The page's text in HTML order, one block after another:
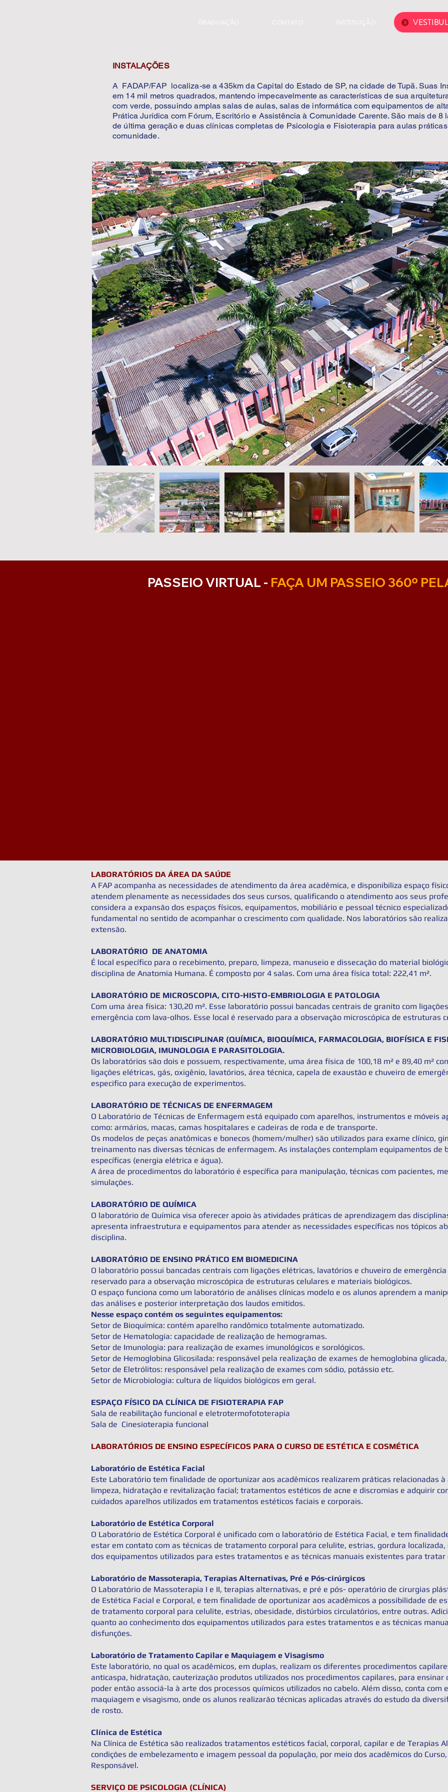
GRADUAÇÃO CONTATO INSTITUIÇÃO
INSTALAÇÕES
A FADAP/FAP localiza-se a 435km da Capital do Estado de SP, na cidade de Tupã. Suas
em 14 mil metros quadrados, mantendo impecavelmente as características de sua
com verde, possuindo amplas salas de aulas, salas de informática com equipamentos de
Prática Jurídica com Fórum, Escritório e Assistência à Comunidade Carente. São mais de 8
de última geração e duas clínicas completas de Psicologia e Fisioterapia para aulas
comunidade.
PASSEIO VIRTUAL - FAÇA UM PASSEIO 360º
LABORATÓRIOS DA ÁREA DA SAÚDE
A FAP acompanha as necessidades de atendimento da área acadêmica, e disponibiliza espaço
atendem plenamente as necessidades dos seus cursos, qualificando o atendimento aos seus
considera a expansão dos espaços físicos, equipamentos, mobiliário e pessoal técnico
fundamental no sentido de acompanhar o crescimento com qualidade. Nos laboratórios são
extensão.
LABORATÓRIO DE ANATOMIA
É local específico para o recebimento, preparo, limpeza, manuseio e dissecação do material
disciplina de Anatomia Humana. É composto por 4 salas. Com uma área física total: 222,41 m².
LABORATÓRIO DE MICROSCOPIA, CITO-HISTO-EMBRIOLOGIA E PATOLOGIA
Com uma área física: 130,20 m². Esse laboratório possui bancadas centrais de granito com
emergência com lava-olhos. Esse local é reservado para a observação microscópica de estruturas
LABORATÓRIO MULTIDISCIPLINAR (QUÍMICA, BIOQUÍMICA, FARMACOLOGIA, BIOFÍSICA E
MICROBIOLOGIA, IMUNOLOGIA E PARASITOLOGIA.
Os laboratórios são dois e possuem, respectivamente, uma área física de 100,18 m² e 89,40 m²
ligações elétricas, gás, oxigênio, lavatórios, área técnica, capela de exaustão e chuveiro de
especifico para execução de experimentos.
LABORATÓRIO DE TÉCNICAS DE ENFERMAGEM
O Laboratório de Técnicas de Enfermagem está equipado com aparelhos, instrumentos e móveis
como: armários, macas, camas hospitalares e cadeiras de roda e de transporte.
Os modelos de peças anatômicas e bonecos (homem/mulher) são utilizados para exame clínico,
treinamento nas diversas técnicas de enfermagem. As instalações contemplam equipamentos de
específicas (energia elétrica e água).
A área de procedimentos do laboratório é específica para manipulação, técnicas com pacientes,
simulações.
LABORATÓRIO DE QUÍMICA
O laboratório de Química visa oferecer apoio às atividades práticas de aprendizagem das
apresenta infraestrutura e equipamentos para atender as necessidades específicas nos tópicos
disciplina.
LABORATÓRIO DE ENSINO PRÁTICO EM BIOMEDICINA
O laboratório possui bancadas centrais com ligações elétricas, lavatórios e chuveiro de
reservado para a observação microscópica de estruturas celulares e materiais biológicos.
O espaço funciona como um laboratório de análises clínicas modelo e os alunos aprendem a
das análises e posterior interpretação dos laudos emitidos.
Nesse espaço contém os seguintes equipamentos:
Setor de Bioquímica: contém aparelho randômico totalmente automatizado.
Setor de Hematologia: capacidade de realização de hemogramas.
Setor de Imunologia: para realização de exames imunológicos e sorológicos.
Setor de Hemoglobina Glicosilada: responsável pela realização de exames de hemoglobina
Setor de Eletrólitos: responsável pela realização de exames com sódio, potássio etc.
Setor de Microbiologia: cultura de líquidos biológicos em geral.
ESPAÇO FÍSICO DA CLÍNICA DE FISIOTERAPIA FAP
Sala de reabilitação funcional e eletrotermofototerapia
Sala de Cinesioterapia funcional
LABORATÓRIOS DE ENSINO ESPECÍFICOS PARA O CURSO DE ESTÉTICA E COSMÉTICA
Laboratório de Estética Facial
Este Laboratório tem finalidade de oportunizar aos acadêmicos realizarem práticas relacionadas
limpeza, hidratação e revitalização facial; tratamentos estéticos de acne e discromias e adquirir
cuidados aparelhos utilizados em tratamentos estéticos faciais e corporais.
Laboratório de Estética Corporal
O Laboratório de Estética Corporal é unificado com o laboratório de Estética Facial, e tem
estar em contato com as técnicas de tratamento corporal para celulite, estrias, gordura
dos equipamentos utilizados para estes tratamentos e as técnicas manuais existentes para tratar
Laboratório de Massoterapia, Terapias Alternativas, Pré e Pós-cirúrgicos
O Laboratório de Massoterapia I e II, terapias alternativas, e pré e pós- operatório de cirurgias
de Estética Facial e Corporal, e tem finalidade de oportunizar aos acadêmicos a possibilidade de
de tratamento corporal para celulite, estrias, obesidade, distúrbios circulatórios, entre outras.
quanto ao conhecimento dos equipamentos utilizados para estes tratamentos e as técnicas
disfunções.
Laboratório de Tratamento Capilar e Maquiagem e Visagismo
Este laboratório, no qual os acadêmicos, em duplas, realizam os diferentes procedimentos
anticaspa, hidratação, cauterização produtos utilizados nos procedimentos capilares, para
poder então associá-la à arte dos processos químicos utilizados no cabelo. Além disso, conta
maquiagem e visagismo, onde os alunos realizarão técnicas aplicadas através do estudo da
de rosto.
Clínica de Estética
Na Clínica de Estética são realizados tratamentos estéticos facial, corporal, capilar e de Terapias
condições de embelezamento e imagem pessoal da população, por meio dos acadêmicos do
Responsável.
SERVIÇO DE PSICOLOGIA (CLÍNICA)